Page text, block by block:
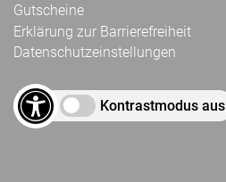
Gutscheine
Erklärung zur Barrierefreiheit
Datenschutzeinstellungen
Kontrastmodus aus